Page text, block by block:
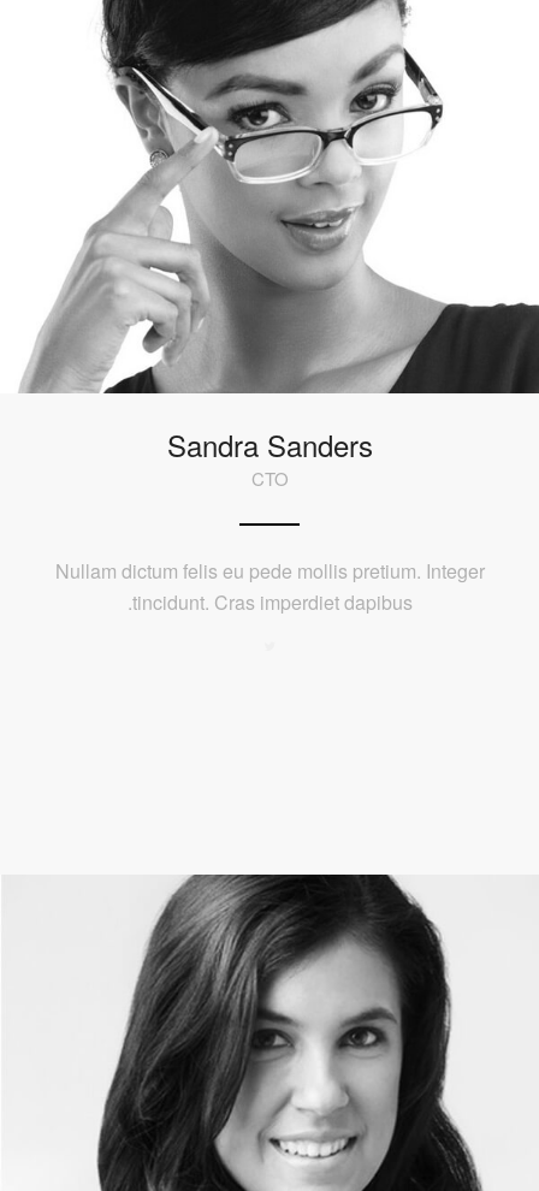
Sandra Sanders
CTO
Nullam dictum felis eu pede mollis pretium. Integer
tincidunt. Cras imperdiet dapibus.